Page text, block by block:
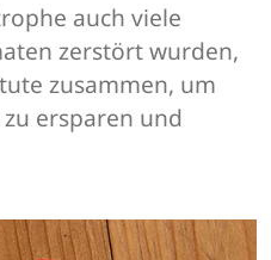
auch viele
zerstört wurden,
zusammen, um
ersparen und